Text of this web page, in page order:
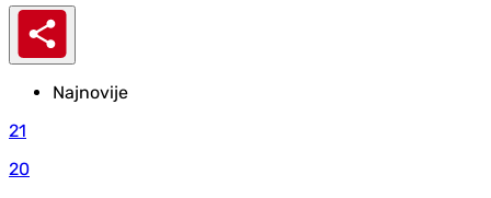
Najnovije
21
20